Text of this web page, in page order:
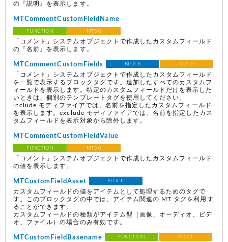
の『説明』を表示します。
MTCommentCustomFieldName
FUNCTION MT5.0
「コメント」システムオブジェクトで作成したカスタムフィールド
の『名前』を表示します。
MTCommentCustomFields BLOCK MT5.0
「コメント」システムオブジェクトで作成したカスタムフィールド
を一覧で表示するブロックタグです。追加したすべてのカスタムフ
ィールドを表示します。特定のカスタムフィールドだけを表示した
いときは、個別のテンプレートタグを使用してください。
include モディファイアでは、名前を指定したカスタムフィールド
を表示します。exclude モディファイアでは、名前を指定したカス
タムフィールドを表示対象から除外します。
MTCommentCustomFieldValue
FUNCTION MT5.0
「コメント」システムオブジェクトで作成したカスタムフィールド
の値を表示します。
MTCustomFieldAsset BLOCK
カスタムフィールドの値をアイテムとして処理するためのタグで
す。このブロックタグの中では、アイテム関連の MT タグを利用す
ることができます。
カスタムフィールドの種類がアイテム型（画像、オーディオ、ビデ
オ、ファイル）の場合のみ有効です。
MTCustomFieldBasename FUNCTION MT4.1